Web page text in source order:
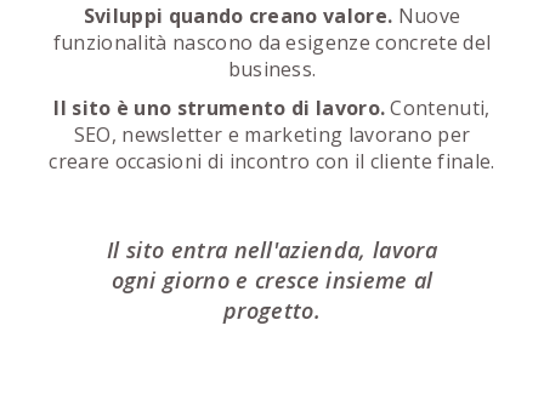
Sviluppi quando creano valore. Nuove
funzionalità nascono da esigenze concrete del
business.
Il sito è uno strumento di lavoro.Contenuti,
SEO, newsletter e marketing lavorano per
creare occasioni di incontro con il cliente finale.
Il sito entra nell'azienda, lavora
ogni giorno e cresce insieme al
progetto.